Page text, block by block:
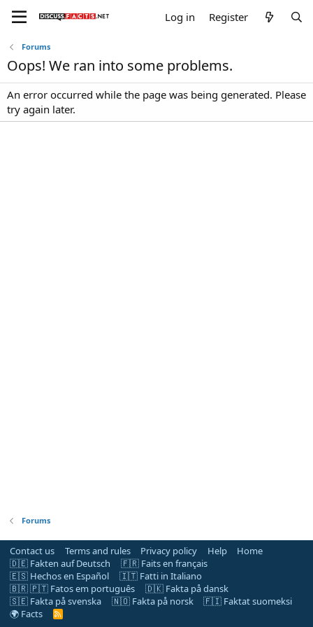
Log in Register
Forums
Oops! We ran into some problems.
An error occurred while the page was being generated. Please
try again later.
Forums
Contact us Terms and rules Privacy policy Help
Home
🇩🇪 Fakten auf Deutsch
🇫🇷 Faits en français
🇪🇸 Hechos en Español
🇮🇹 Fatti in Italiano
🇧🇷 🇵🇹 Fatos em português
🇩🇰 Fakta på dansk
🇸🇪 Fakta på svenska
🇳🇴 Fakta på norsk
🇫🇮 Faktat suomeksi
🌍 Facts
R